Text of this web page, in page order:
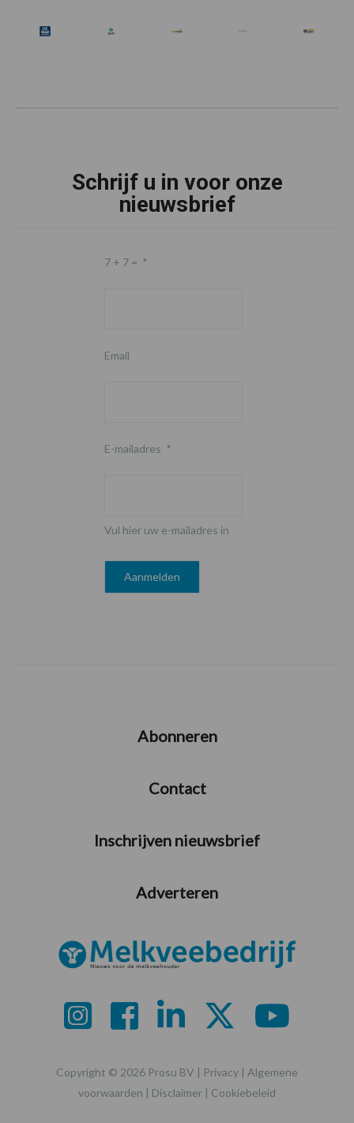
Schrijf u in voor onze
nieuwsbrief
7 + 7 = *
Email
E-mailadres *
Vul hier uw e-mailadres in
Abonneren
Contact
Inschrijven nieuwsbrief
Adverteren
Copyright © 2026 Prosu BV | Privacy | Algemene
voorwaarden | Disclaimer | Cookiebeleid